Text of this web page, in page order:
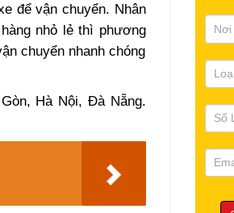
để vận chuyển. Nhân
nhỏ lẻ thì phương
chuyển nhanh chóng
Hà Nội, Đà Nẵng.